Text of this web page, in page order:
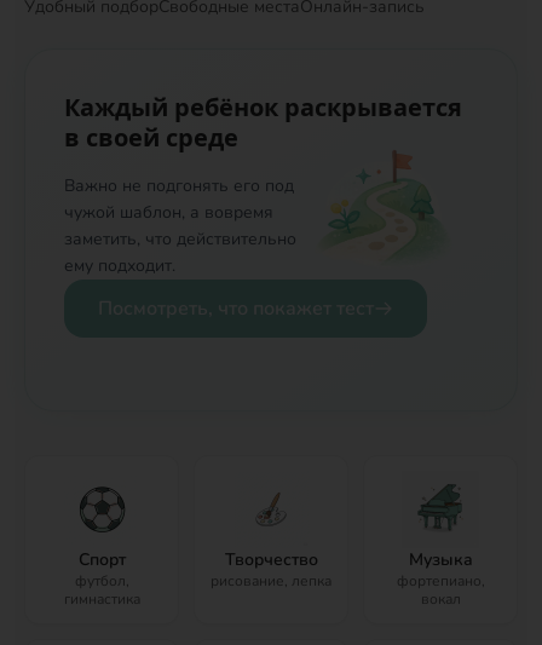
Удобный подборСвободные местаОнлайн-запись
Каждый ребёнок раскрывается
в своей среде
Важно не подгонять его под
чужой шаблон, а вовремя
заметить, что действительно
ему подходит.
Посмотреть, что покажет тест
Спорт
футбол,
гимнастика
Творчество
рисование, лепка
Музыка
фортепиано,
вокал